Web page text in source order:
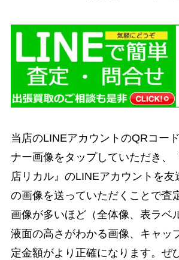
当店のLINEアカウントのQRコー
ナー画像をタップしていただき、
店リカル』のLINEアカウントを友
の画像を送っていただくことで査
画像が多いほど（全体像、表ラベ
液面の高さがわかる画像、キャッ
定金額がより正確になります。ぜ